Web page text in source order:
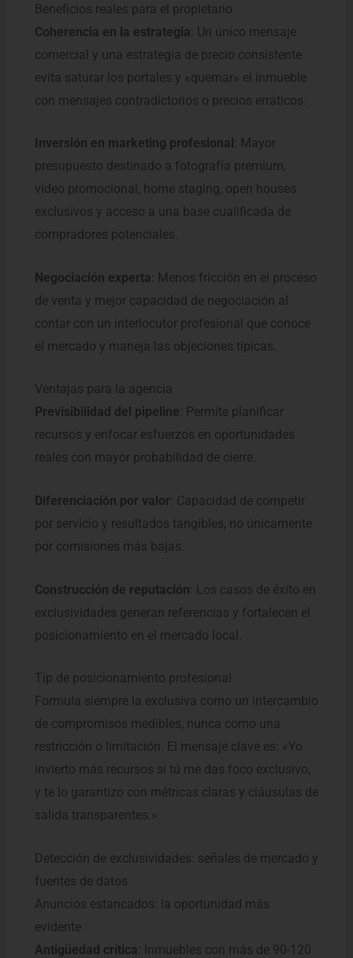
Beneficios reales para el propietario
Coherencia en la estrategia : Un único mensaje
comercial y una estrategia de precio consistente
evita saturar los portales y «quemar» el inmueble
con mensajes contradictorios o precios erráticos.
Inversión en marketing profesional : Mayor
presupuesto destinado a fotografía premium,
vídeo promocional, home staging, open houses
exclusivos y acceso a una base cualificada de
compradores potenciales.
Negociación experta : Menos fricción en el proceso
de venta y mejor capacidad de negociación al
contar con un interlocutor profesional que conoce
el mercado y maneja las objeciones típicas.
Ventajas para la agencia
Previsibilidad del pipeline : Permite planificar
recursos y enfocar esfuerzos en oportunidades
reales con mayor probabilidad de cierre.
Diferenciación por valor : Capacidad de competir
por servicio y resultados tangibles, no únicamente
por comisiones más bajas.
Construcción de reputación : Los casos de éxito en
exclusividades generan referencias y fortalecen el
posicionamiento en el mercado local.
Tip de posicionamiento profesional
Formula siempre la exclusiva como un intercambio
de compromisos medibles, nunca como una
restricción o limitación. El mensaje clave es: «Yo
invierto más recursos si tú me das foco exclusivo,
y te lo garantizo con métricas claras y cláusulas de
salida transparentes.»
Detección de exclusividades: señales de mercado y
fuentes de datos
Anuncios estancados: la oportunidad más
evidente
Antigüedad crítica : Inmuebles con más de 90-120